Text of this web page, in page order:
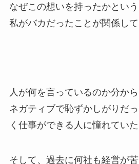
なぜこの想いを持ったかという
私がバカだったことが関係して
人が何を言っているのか分か
ネガティブで恥ずかしがりだ
く仕事ができる人に憧れていた
そして、過去に何社も経営が